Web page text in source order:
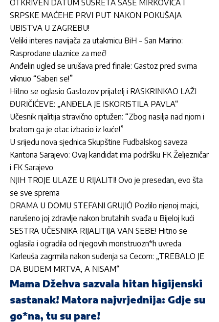
OTKRIVEN DATUM SUSRETA SAŠE MIRKOVIĆA I
SRPSKE MAĆEHE PRVI PUT NAKON POKUŠAJA
UBISTVA U ZAGREBU!
Veliki interes navijača za utakmicu BiH – San Marino:
Rasprodane ulaznice za meč!
Anđelin ugled se urušava pred finale: Gastoz pred svima
viknuo “Saberi se!”
Hitno se oglasio Gastozov prijatelj i RASKRINKAO LAŽI
ĐURIČIĆEVE: „ANĐELA JE ISKORISTILA PAVLA“
Učesnik rijalitija stravično optužen: “Zbog nasilja nad njom i
bratom ga je otac izbacio iz kuće!”
U srijedu nova sjednica Skupštine Fudbalskog saveza
Kantona Sarajevo: Ovaj kandidat ima podršku FK Željezničar
i FK Sarajevo
NJIH TROJE ULAZE U RIJALITI! Ovo je presedan, evo šta
se sve sprema
DRAMA U DOMU STEFANI GRUJIĆ! Pozlilo njenoj majci,
narušeno joj zdravlje nakon brutalnih svađa u Bijeloj kući
SESTRA UČESNIKA RIJALITIJA VAN SEBE! Hitno se
oglasila i ogradila od njegovih monstruozn*h uvreda
Karleuša zagrmila nakon suđenja sa Cecom: „TREBALO JE
DA BUDEM MRTVA, A NISAM“
Mama Džehva sazvala hitan higijenski
sastanak! Matora najvrjednija: Gdje su
go*na, tu su pare!